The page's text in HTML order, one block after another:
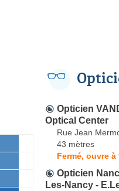
Opticien
Optical Center
Rue Jean
43 mètres
Fermé, ouvre à
Opticien
Les-Nancy -